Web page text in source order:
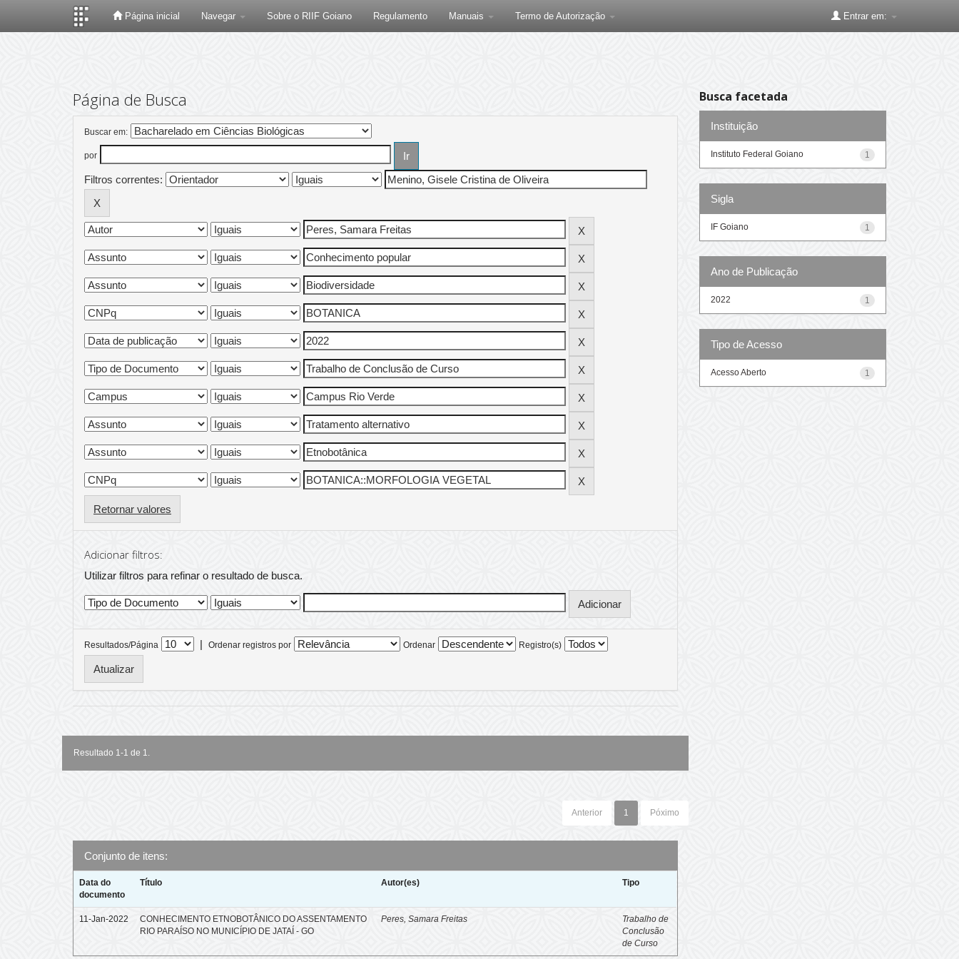
Página inicial Navegar Sobre o RIIF Goiano Regulamento Manuais Termo de Autorização Entrar em:
Página de Busca
Buscar em:
por
Filtros correntes:
Retornar valores
Adicionar filtros:
Utilizar filtros para refinar o resultado de busca.
Resultados/Página | Ordenar registros por Ordenar Registro(s)
Resultado 1-1 de 1.
Anterior 1 Póximo
Conjunto de itens:
Data do
documento
Título Autor(es) Tipo
11-Jan-2022
CONHECIMENTO ETNOBOTÂNICO DO ASSENTAMENTO
RIO PARAÍSO NO MUNICÍPIO DE JATAÍ - GO
Peres, Samara Freitas
Trabalho de
Conclusão
de Curso
Busca facetada
Instituição
1
Instituto Federal Goiano
Sigla
1
IF Goiano
Ano de Publicação
1
2022
Tipo de Acesso
1
Acesso Aberto